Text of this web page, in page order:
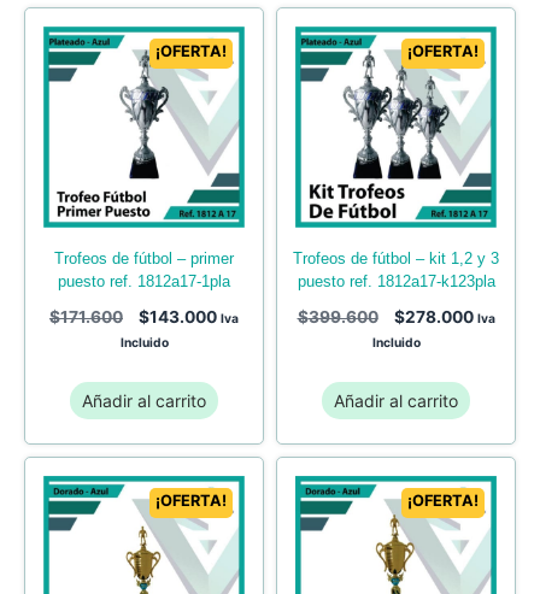
¡OFERTA!
trofeos de fútbol – primer
puesto ref. 1812a17-1pla
$171.600 $143.000 Iva
Incluido
Añadir al carrito
¡OFERTA!
trofeos de fútbol – kit 1,2 y 3
puesto ref. 1812a17-k123pla
$399.600 $278.000 Iva
Incluido
Añadir al carrito
¡OFERTA! ¡OFERTA!